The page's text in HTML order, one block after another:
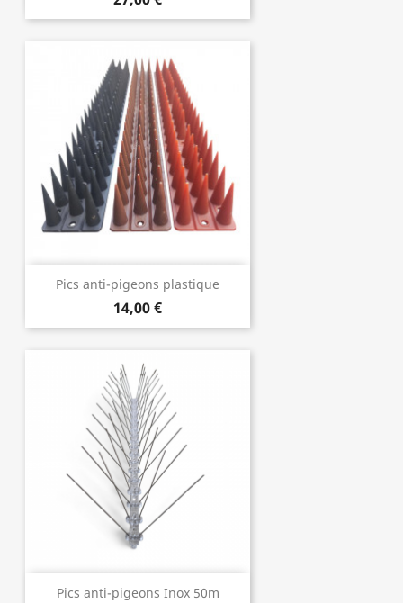
Pics anti-pigeons plastique
14,00 €
Pics anti-pigeons Inox 50m